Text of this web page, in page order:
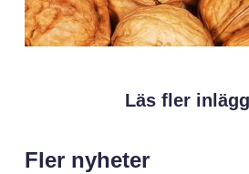
Läs fler
Fler nyheter